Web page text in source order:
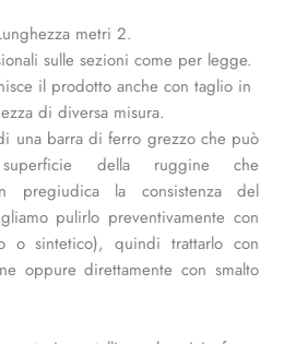
metri 2.
sulle sezioni come per legge.
il prodotto anche con taglio in
di diversa misura.
una barra di ferro grezzo che può
della ruggine che
pregiudica la consistenza del
pulirlo preventivamente con
o sintetico), quindi trattarlo con
oppure direttamente con smalto